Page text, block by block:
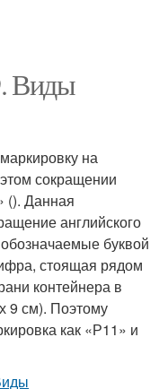
Виды
на
сокращении
(). Данная
английского
буквой
стоящая рядом
контейнера в
9 см). Поэтому
как «Р11» и